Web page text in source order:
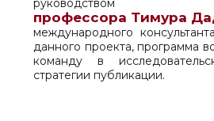
руководством
профессора Тимура
международного
данного проекта, программа
команду в
стратегии публикации.